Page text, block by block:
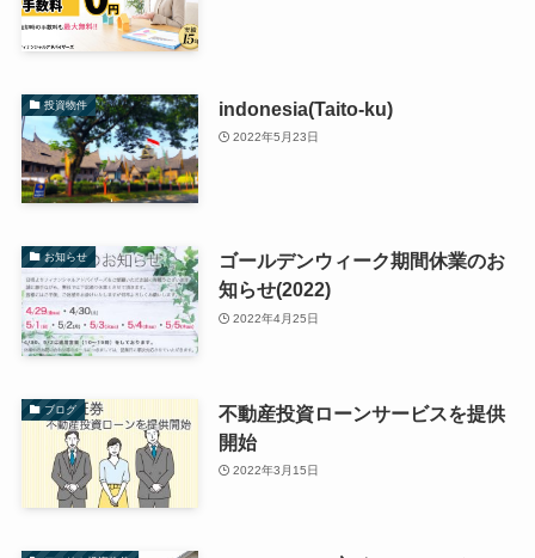
投資物件 indonesia(Taito-ku)
2022年5月23日
お知らせ
ゴールデンウィーク期間休業のお
知らせ(2022)
2022年4月25日
ブログ
不動産投資ローンサービスを提供
開始
2022年3月15日